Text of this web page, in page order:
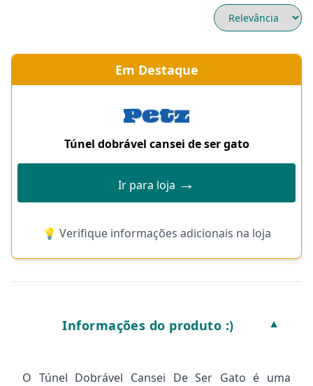
Em Destaque
Túnel dobrável cansei de ser gato
Ir para loja →
💡 Verifique informações adicionais na loja
Informações do produto :) ▼
O Túnel Dobrável Cansei De Ser Gato é uma